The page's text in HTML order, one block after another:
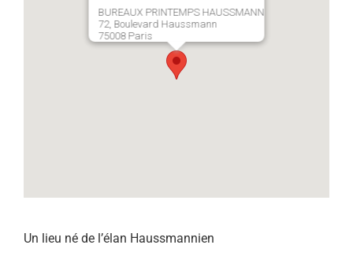
BUREAUX PRINTEMPS HAUSSMANN
72, Boulevard Haussmann
75008 Paris
Un lieu né de l’élan Haussmannien